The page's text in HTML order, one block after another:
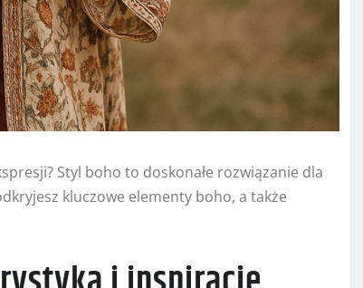
Styl boho to doskonałe rozwiązanie dla
kluczowe elementy boho, a także